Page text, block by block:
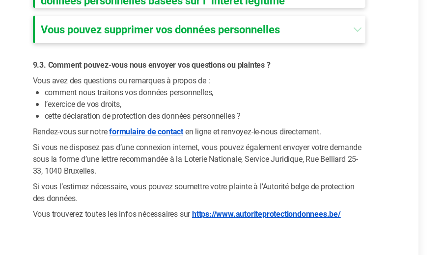
Vous pouvez supprimer vos données personnelles
9.3. Comment pouvez-vous nous envoyer vos questions ou plaintes ?
Vous avez des questions ou remarques à propos de :
comment nous traitons vos données personnelles,
l’exercice de vos droits,
cette déclaration de protection des données personnelles ?
Rendez-vous sur notreformulaire de contacten ligne et renvoyez-le-nous directement.
Si vous ne disposez pas d’une connexion internet, vous pouvez également envoyer votre demande
sous la forme d’une lettre recommandée à la Loterie Nationale, Service Juridique, Rue Belliard 25-
33, 1040 Bruxelles.
Si vous l’estimez nécessaire, vous pouvez soumettre votre plainte à l’Autorité belge de protection
des données.
Vous trouverez toutes les infos nécessaires surhttps://www.autoriteprotectiondonnees.be/